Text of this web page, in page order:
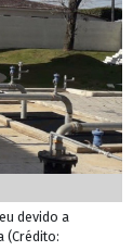
devido a
(Crédito: